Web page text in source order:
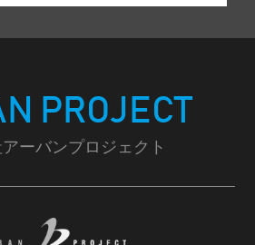
PROJECT
ーバンプロジェクト